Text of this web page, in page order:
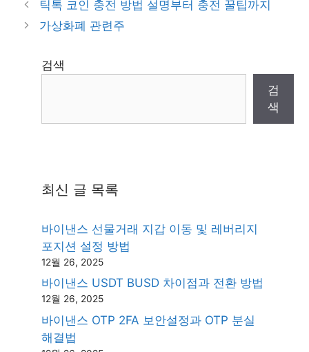
틱톡 코인 충전 방법 설명부터 충전 꿀팁까지
가상화폐 관련주
검색
검
색
최신 글 목록
바이낸스 선물거래 지갑 이동 및 레버리지
포지션 설정 방법
12월 26, 2025
바이낸스 USDT BUSD 차이점과 전환 방법
12월 26, 2025
바이낸스 OTP 2FA 보안설정과 OTP 분실
해결법